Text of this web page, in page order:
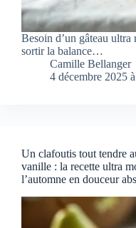
Besoin d’un gâteau ultra
sortir la balance…
Camille Bellanger
4 décembre 2025
Un clafoutis tout tendre
vanille : la recette ultra
l’automne en douceur